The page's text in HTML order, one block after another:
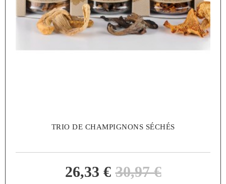
TRIO DE CHAMPIGNONS SÉCHÉS
26,33 € 30,97 €